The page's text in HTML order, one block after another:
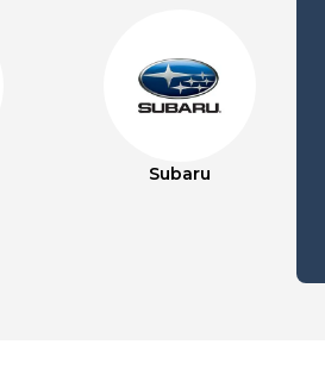
Subaru